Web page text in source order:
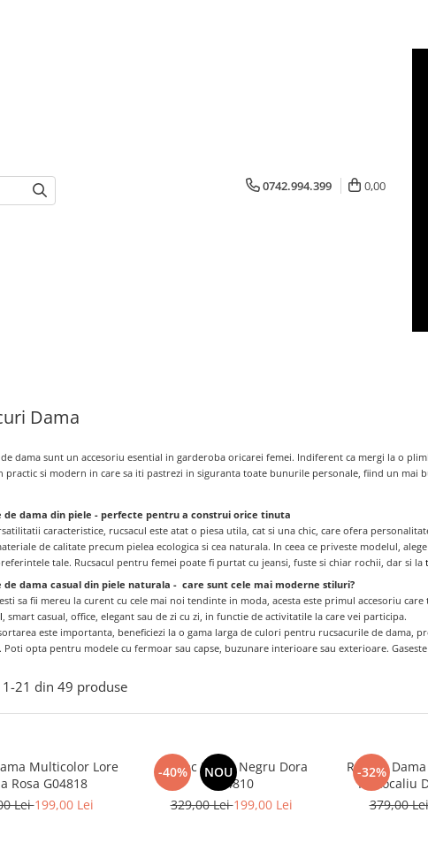
0742.994.399 0,00
Dama
de dama sunt un accesoriu esential in garderoba oricarei femei. Indiferent ca mergi la o
practic si modern in care sa iti pastrezi in siguranta toate bunurile personale, fiind un mai
de dama din piele - perfecte pentru a construi orice tinuta
caracteristice, rucsacul este atat o piesa utila, cat si una chic, care ofera
de calitate precum pielea ecologica si cea naturala. In ceea ce priveste modelul,
tale. Rucsacul pentru femei poate fi purtat cu jeansi, fuste si chiar rochii, dar si la
de dama casual din piele naturala - care sunt cele mai moderne stiluri?
sa fii mereu la curent cu cele mai noi tendinte in moda, acesta este primul accesoriu
, smart casual, office, elegant sau de zi cu zi, in functie de activitatile la care vei participa.
este importanta, beneficiezi la o gama larga de culori pentru rucsacurile de dama,
Poti opta pentru modele cu fermoar sau capse, buzunare interioare sau exterioare.
1-21 din 49 produse
Multicolor Lore
Rosa G04818
Lei199,00 Lei
-40% NOU
Rucsac Dama Negru Dora
G04810
329,00 Lei199,00 Lei
-32%
Rucsac
Portocaliu
379,00